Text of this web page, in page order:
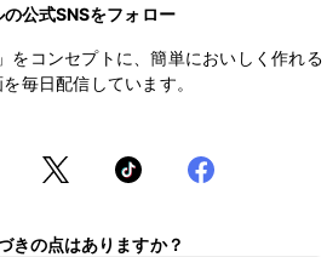
の公式SNSをフォロー
をコンセプトに、簡単においしく作れる
毎日配信しています。
きの点はありますか？